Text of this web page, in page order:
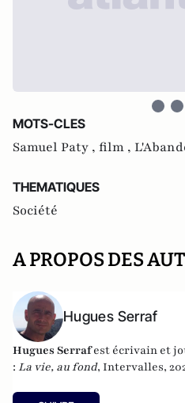
MOTS-CLES
Samuel Paty , film ,
THEMATIQUES
Société
A PROPOS DES
Hugues Serraf
Hugues Serrafest écrivain et
: La vie, au fond, Intervalles,